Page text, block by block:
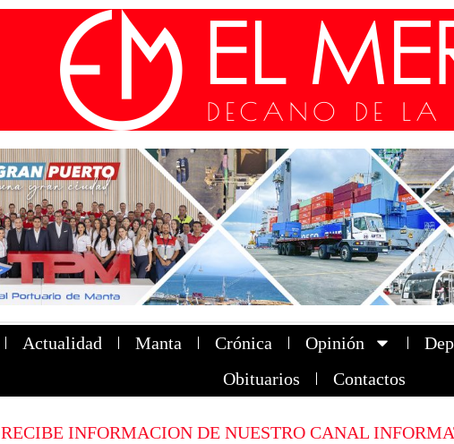
Actualidad Manta Crónica Opinión
Obituarios
Contactos
RECIBE INFORMACION DE NUESTRO CANAL